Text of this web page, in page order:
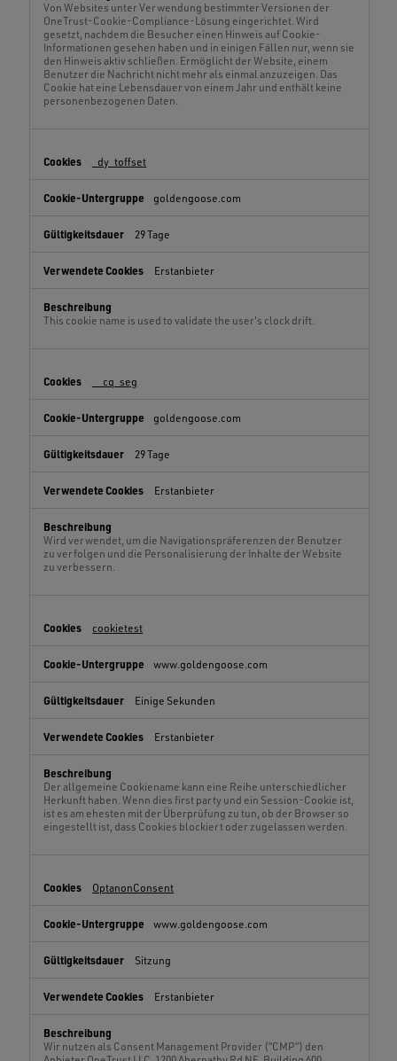
Von Websites unter Verwendung bestimmter Versionen der
OneTrust-Cookie-Compliance-Lösung eingerichtet. Wird
gesetzt, nachdem die Besucher einen Hinweis auf Cookie-
Informationen gesehen haben und in einigen Fällen nur, wenn sie
den Hinweis aktiv schließen. Ermöglicht der Website, einem
Benutzer die Nachricht nicht mehr als einmal anzuzeigen. Das
Cookie hat eine Lebensdauer von einem Jahr und enthält keine
personenbezogenen Daten.
_dy_toffset
goldengoose.com
29 Tage
Erstanbieter
This cookie name is used to validate the user's clock drift.
__cq_seg
goldengoose.com
29 Tage
Erstanbieter
Wird verwendet, um die Navigationspräferenzen der Benutzer
zu verfolgen und die Personalisierung der Inhalte der Website
zu verbessern.
cookietest
www.goldengoose.com
Einige Sekunden
Erstanbieter
Der allgemeine Cookiename kann eine Reihe unterschiedlicher
Herkunft haben. Wenn dies first party und ein Session-Cookie ist,
ist es am ehesten mit der Überprüfung zu tun, ob der Browser so
eingestellt ist, dass Cookies blockiert oder zugelassen werden.
OptanonConsent
www.goldengoose.com
Sitzung
Erstanbieter
Wir nutzen als Consent Management Provider (“CMP”) den